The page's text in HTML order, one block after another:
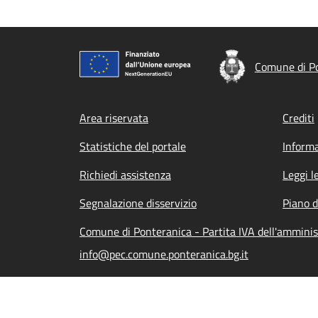
Comune di
Footer menu
Area riservata Crediti
Statistiche del portale
Richiedi assistenza
Leggi
Segnalazione disservizio
Piano
Comune di Ponteranica - Partita IVA
info@pec.comune.ponteranica.bg.it